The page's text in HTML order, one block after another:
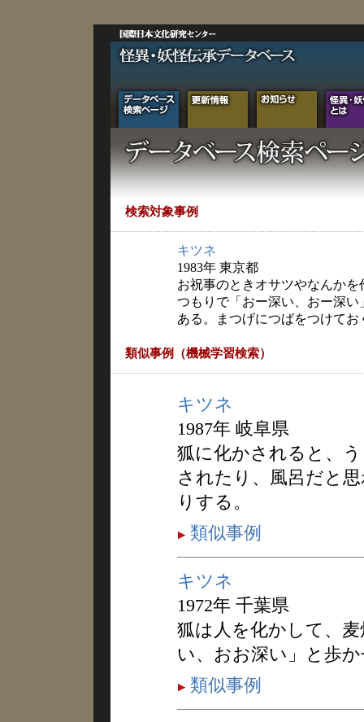
検索対象事例
キツネ
1983年 東京都
お祝事のときオサツやなんか
つもりで「おー深い、おー深
ある。まつげにつばをつけて
類似事例（機械学習検索）
キツネ
1987年 岐阜県
狐に化かされると、
されたり、風呂だと
りする。
類似事例
キツネ
1972年 千葉県
狐は人を化かして、
い、おお深い」と歩
類似事例